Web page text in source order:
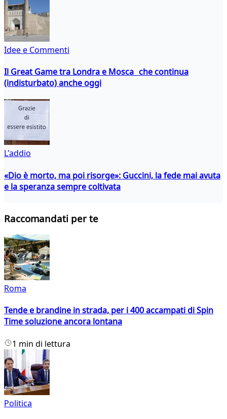
Idee e Commenti
Il Great Game tra Londra e Mosca che continua
(indisturbato) anche oggi
L'addio
«Dio è morto, ma poi risorge»: Guccini, la fede mai avuta
e la speranza sempre coltivata
Raccomandati per te
Roma
Tende e brandine in strada, per i 400 accampati di Spin
Time soluzione ancora lontana
1 min di lettura
Politica